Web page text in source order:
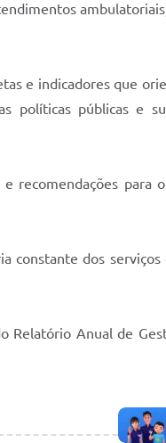
e indicadores que
políticas públicas e
recomendações para
constante dos serviços
Relatório Anual de